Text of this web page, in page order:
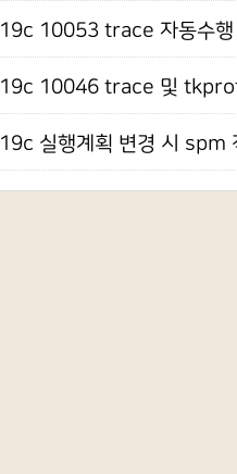
10053 trace 자동수행
10046 trace 및
실행계획 변경 시 spm